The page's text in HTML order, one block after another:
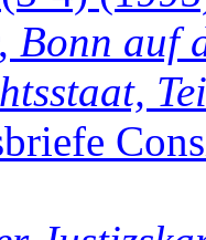
Bonn auf